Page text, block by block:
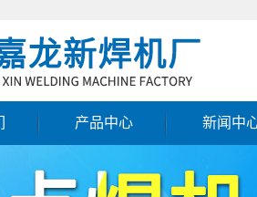
产品中心 新闻中